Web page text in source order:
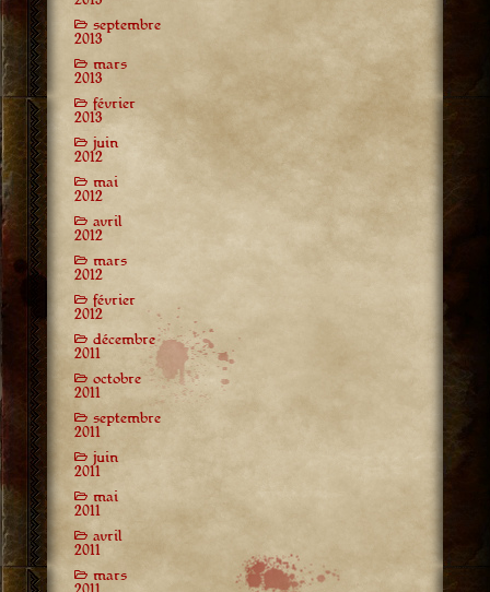
septembre
2013
mars
2013
février
2013
juin
2012
mai
2012
avril
2012
mars
2012
février
2012
décembre
2011
octobre
2011
septembre
2011
juin
2011
mai
2011
avril
2011
mars